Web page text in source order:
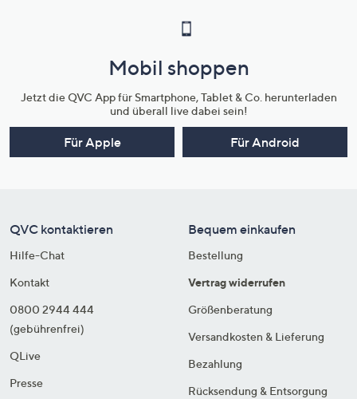
Mobil shoppen
Jetzt die QVC App für Smartphone, Tablet & Co. herunterladen
und überall live dabei sein!
Für Apple Für Android
QVC kontaktieren
Hilfe-Chat
Kontakt
0800 2944 444
(gebührenfrei)
QLive
Presse
Bequem einkaufen
Bestellung
Vertrag widerrufen
Größenberatung
Versandkosten & Lieferung
Bezahlung
Rücksendung & Entsorgung